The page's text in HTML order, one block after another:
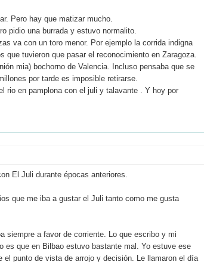
Pero hay que matizar mucho.
pidio una burrada y estuvo normalito.
va con un toro menor. Por ejemplo la corrida indigna
tuvieron que pasar el reconocimiento en Zaragoza.
mia) bochorno de Valencia. Incluso pensaba que se
por tarde es imposible retirarse.
rio en pamplona con el juli y talavante . Y hoy por
El Juli durante épocas anteriores.
que me iba a gustar el Juli tanto como me gusta
siempre a favor de corriente. Lo que escribo y mi
es que en Bilbao estuvo bastante mal. Yo estuve ese
punto de vista de arrojo y decisión. Le llamaron el día